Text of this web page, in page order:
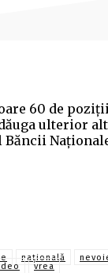
60 de
ulterior
Băncii
naţională
vrea